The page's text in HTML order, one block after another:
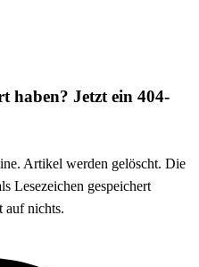
haben? Jetzt ein 404-
Artikel werden gelöscht. Die
Lesezeichen gespeichert
auf nichts.